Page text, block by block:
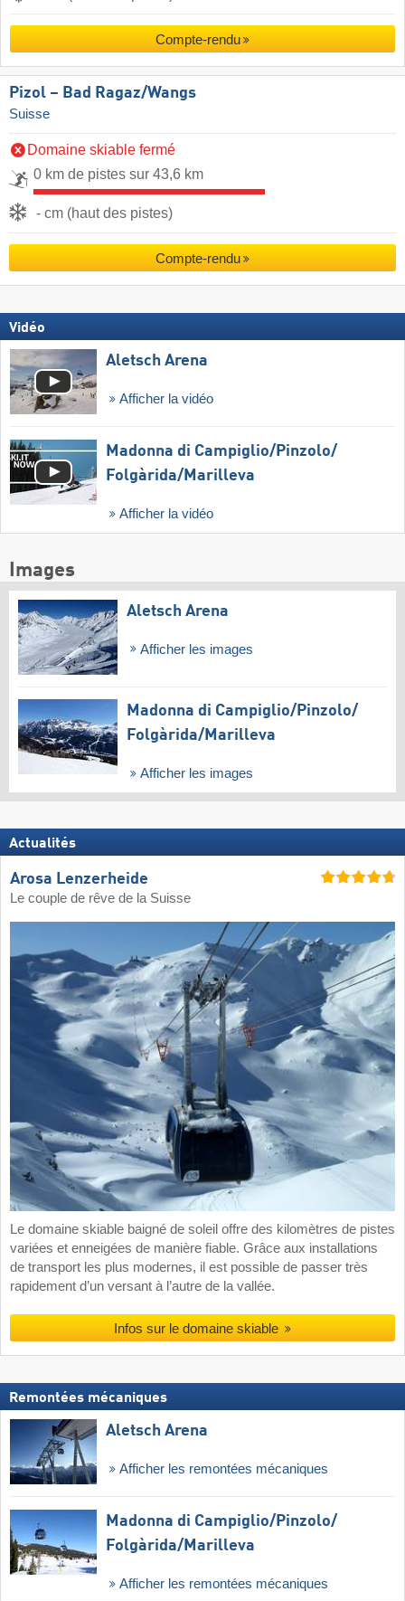
Compte-rendu
Pizol – Bad Ragaz/​Wangs
Suisse
Domaine skiable fermé
0 km de pistes sur 43,6 km
- cm (haut des pistes)
Compte-rendu
Vidéo
Aletsch Arena
Afficher la vidéo
Madonna di Campiglio/​Pinzolo/​
Folgàrida/​Marilleva
Afficher la vidéo
Images
Aletsch Arena
Afficher les images
Madonna di Campiglio/​Pinzolo/​
Folgàrida/​Marilleva
Afficher les images
Actualités
Arosa Lenzerheide
Le couple de rêve de la Suisse
Le domaine skiable baigné de soleil offre des kilomètres de pistes
variées et enneigées de manière fiable. Grâce aux installations
de transport les plus modernes, il est possible de passer très
rapidement d’un versant à l’autre de la vallée.
Infos sur le domaine skiable
Remontées mécaniques
Aletsch Arena
Afficher les remontées mécaniques
Madonna di Campiglio/​Pinzolo/​
Folgàrida/​Marilleva
Afficher les remontées mécaniques